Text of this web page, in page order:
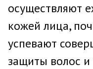
осуществляют
кожей лица,
успевают
защиты волос